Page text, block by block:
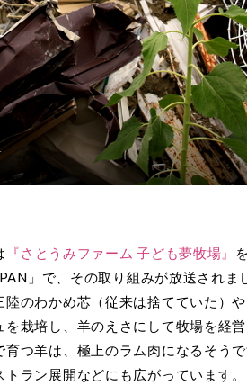
『さとうみファーム 子ども夢牧場』
」で、その取り組みが放送されま
のわかめ芯（従来は捨てていた）や
栽培し、羊のえさにして牧場を経営
つ羊は、極上のラム肉になるそうで
ラン展開などにも広がっています。